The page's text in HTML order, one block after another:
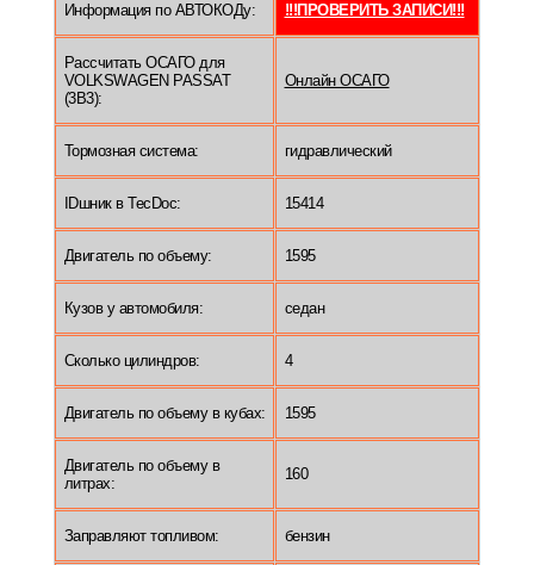
Информация по АВТОКОДу: !!!ПРОВЕРИТЬ ЗАПИСИ!!!
Рассчитать ОСАГО для
VOLKSWAGEN PASSAT
(3B3):
Онлайн ОСАГО
Тормозная система: гидравлический
IDшник в TecDoc: 15414
Двигатель по объему: 1595
Кузов у автомобиля: седан
Сколько цилиндров: 4
Двигатель по объему в кубах: 1595
Двигатель по объему в
литрах:
160
Заправляют топливом: бензин